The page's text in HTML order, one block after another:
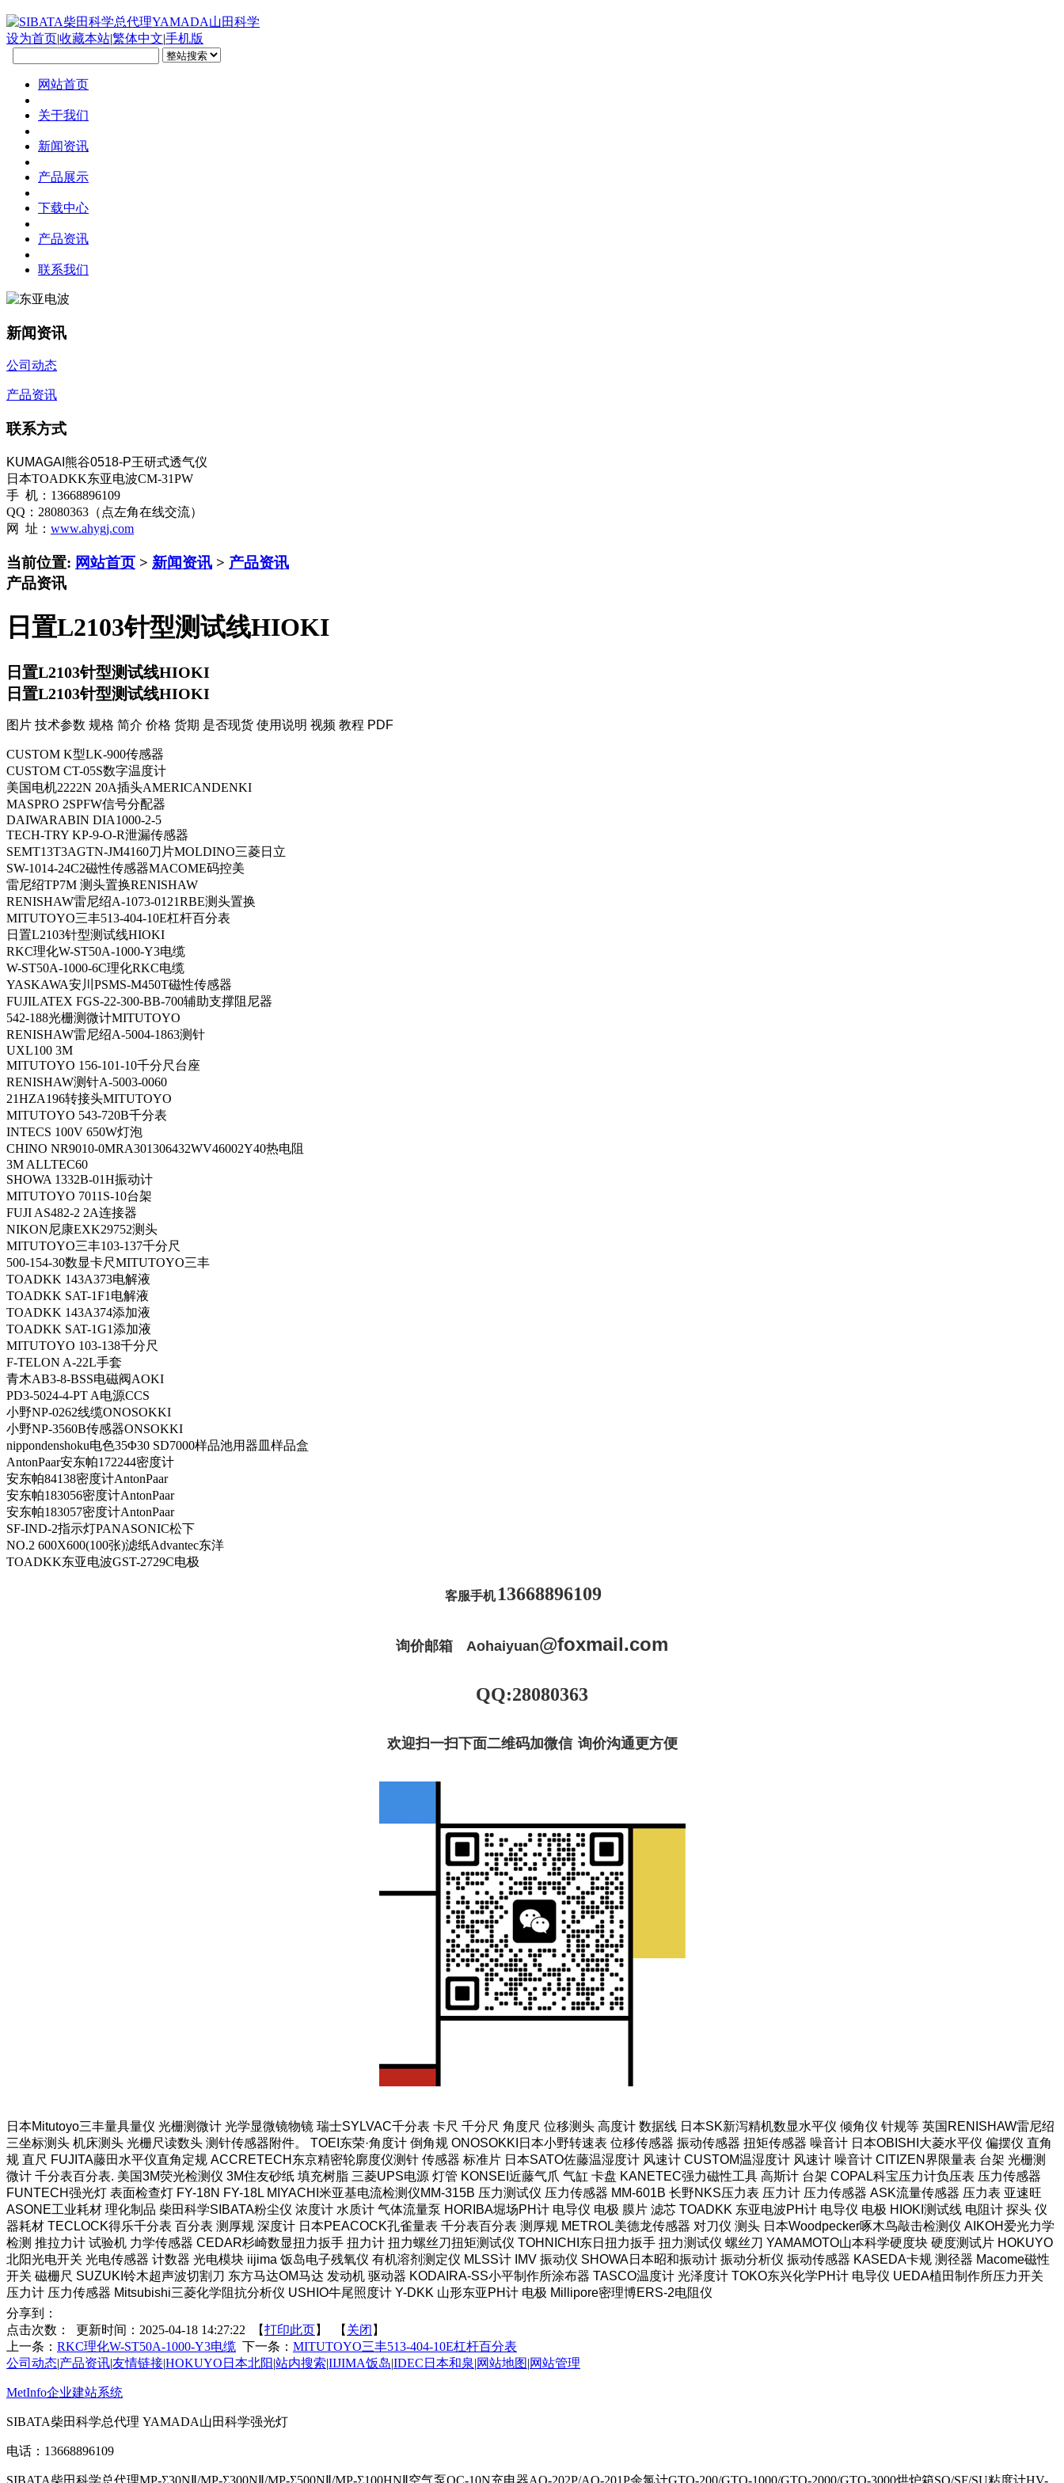
设为首页|收藏本站|繁体中文|手机版
网站首页
关于我们
新闻资讯
产品展示
下载中心
产品资讯
联系我们
新闻资讯
公司动态
产品资讯
联系方式
KUMAGAI熊谷0518-P王研式透气仪
日本TOADKK东亚电波CM-31PW
手 机：13668896109
QQ：28080363（点左角在线交流）
网 址： www.ahygj.com
当前位置: 网站首页 > 新闻资讯 > 产品资讯
产品资讯
日置L2103针型测试线HIOKI
日置L2103针型测试线HIOKI
日置L2103针型测试线HIOKI
​图片 技术参数 规格 简介 价格 货期 是否现货 使用说明 视频 教程 PDF
CUSTOM K型LK-900传感器
CUSTOM CT-05S数字温度计
美国电机2222N 20A插头AMERICANDENKI
MASPRO 2SPFW信号分配器
DAIWARABIN DIA1000-2-5
TECH-TRY KP-9-O-R泄漏传感器
SEMT13T3AGTN-JM4160刀片MOLDINO三菱日立
SW-1014-24C2磁性传感器MACOME码控美
雷尼绍TP7M 测头置换RENISHAW
RENISHAW雷尼绍A-1073-0121RBE测头置换
MITUTOYO三丰513-404-10E杠杆百分表
日置L2103针型测试线HIOKI
RKC理化W-ST50A-1000-Y3电缆
W-ST50A-1000-6C理化RKC电缆
YASKAWA安川PSMS-M450T磁性传感器
FUJILATEX FGS-22-300-BB-700辅助支撑阻尼器
542-188光栅测微计MITUTOYO
RENISHAW雷尼绍A-5004-1863测针
UXL100 3M
MITUTOYO 156-101-10千分尺台座
RENISHAW测针A-5003-0060
21HZA196转接头MITUTOYO
MITUTOYO 543-720B千分表
INTECS 100V 650W灯泡
CHINO NR9010-0MRA301306432WV46002Y40热电阻
3M ALLTEC60
SHOWA 1332B-01H振动计
MITUTOYO 7011S-10台架
FUJI AS482-2 2A连接器
NIKON尼康EXK29752测头
MITUTOYO三丰103-137千分尺
500-154-30数显卡尺MITUTOYO三丰
TOADKK 143A373电解液
TOADKK SAT-1F1电解液
TOADKK 143A374添加液
TOADKK SAT-1G1添加液
MITUTOYO 103-138千分尺
F-TELON A-22L手套
青木AB3-8-BSS电磁阀AOKI
PD3-5024-4-PT A电源CCS
小野NP-0262线缆ONOSOKKI
小野NP-3560B传感器ONSOKKI
nippondenshoku电色35Φ30 SD7000样品池用器皿样品盒
AntonPaar安东帕172244密度计
安东帕84138密度计AntonPaar
安东帕183056密度计AntonPaar
安东帕183057密度计AntonPaar
SF-IND-2指示灯PANASONIC松下
NO.2 600X600(100张)滤纸Advantec东洋
TOADKK东亚电波GST-2729C电极
客服手机13668896109
询价邮箱Aohaiyuan@foxmail.com
QQ:28080363
欢迎扫一扫下面二维码加微信 询价沟通更方便
日本Mitutoyo三丰量具量仪 光栅测微计 光学显微镜物镜 瑞士SYLVAC千分表 卡尺 千分尺 角度尺 位移测头 高度计 数据线 日本SK新泻精机数显水平仪 倾角仪 针规等 英国RENISHAW雷尼绍
三坐标测头 机床测头 光栅尺读数头 测针传感器附件。 TOEI东荣·角度计 倒角规 ONOSOKKI日本小野转速表 位移传感器 振动传感器 扭矩传感器 噪音计 日本OBISHI大菱水平仪 偏摆仪 直角
规 直尺 FUJITA藤田水平仪直角定规 ACCRETECH东京精密轮廓度仪测针 传感器 标准片 日本SATO佐藤温湿度计 风速计 CUSTOM温湿度计 风速计 噪音计 CITIZEN界限量表 台架 光栅测
微计 千分表百分表. 美国3M荧光检测仪 3M住友砂纸 填充树脂 三菱UPS电源 灯管 KONSEI近藤气爪 气缸 卡盘 KANETEC强力磁性工具 高斯计 台架 COPAL科宝压力计负压表 压力传感器
FUNTECH强光灯 表面检查灯 FY-18N FY-18L MIYACHI米亚基电流检测仪MM-315B 压力测试仪 压力传感器 MM-601B 长野NKS压力表 压力计 压力传感器 ASK流量传感器 压力表 亚速旺
ASONE工业耗材 理化制品 柴田科学SIBATA粉尘仪 浓度计 水质计 气体流量泵 HORIBA堀场PH计 电导仪 电极 膜片 滤芯 TOADKK 东亚电波PH计 电导仪 电极 HIOKI测试线 电阻计 探头 仪
器耗材 TECLOCK得乐千分表 百分表 测厚规 深度计 日本PEACOCK孔雀量表 千分表百分表 测厚规 METROL美德龙传感器 对刀仪 测头 日本Woodpecker啄木鸟敲击检测仪 AIKOH爱光力学
检测 推拉力计 试验机 力学传感器 CEDAR杉崎数显扭力扳手 扭力计 扭力螺丝刀扭矩测试仪 TOHNICHI东日扭力扳手 扭力测试仪 螺丝刀 YAMAMOTO山本科学硬度块 硬度测试片 HOKUYO
北阳光电开关 光电传感器 计数器 光电模块 iijima 饭岛电子残氧仪 有机溶剂测定仪 MLSS计 IMV 振动仪 SHOWA日本昭和振动计 振动分析仪 振动传感器 KASEDA卡规 测径器 Macome磁性
开关 磁栅尺 SUZUKI铃木超声波切割刀 东方马达OM马达 发动机 驱动器 KODAIRA-SS小平制作所涂布器 TASCO温度计 光泽度计 TOKO东兴化学PH计 电导仪 UEDA植田制作所压力开关
压力计 压力传感器 Mitsubishi三菱化学阻抗分析仪 USHIO牛尾照度计 Y-DKK 山形东亚PH计 电极 Millipore密理博ERS-2电阻仪
分享到：
点击次数：
更新时间：2025-04-18 14:27:22 【打印此页 】 【 关闭 】
上一条： RKC理化W-ST50A-1000-Y3电缆 下一条： MITUTOYO三丰513-404-10E杠杆百分表
公司动态 产品资讯友情链接HOKUYO日本北阳 站内搜索 IIJIMA饭岛 IDEC日本和泉 网站地图 网站管理
MetInfo企业建站系统
SIBATA柴田科学总代理 YAMADA山田科学强光灯
电话：13668896109